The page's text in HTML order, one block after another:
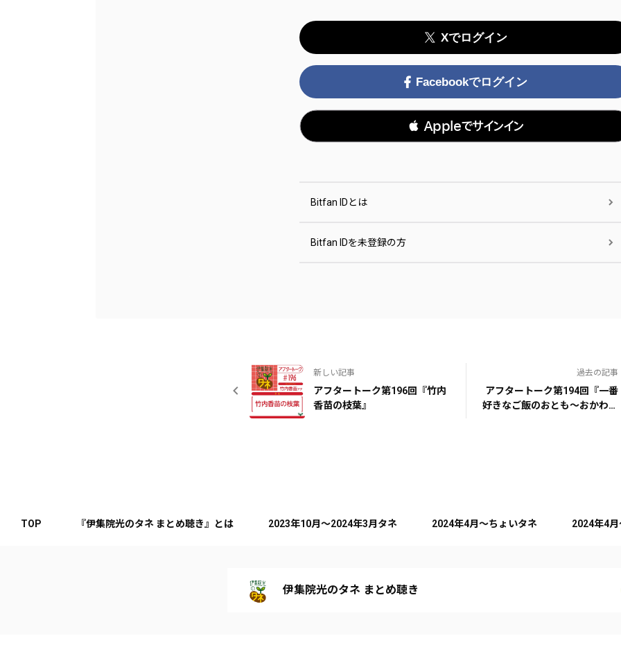
Xでログイン
Facebookでログイン
 Appleでサインイン
Bitfan IDとは
Bitfan IDを未登録の方
新しい記事
アフタートーク第196回『竹内
香苗の枝葉』
過去の記事
アフタートーク第194回『一番
好きなご飯のおとも～おかわり
TOP 『伊集院光のタネ まとめ聴き』とは 2023年10月～2024年3月タネ 2024年4月～ちょいタネ 2024年4月
伊集院光のタネ まとめ聴き